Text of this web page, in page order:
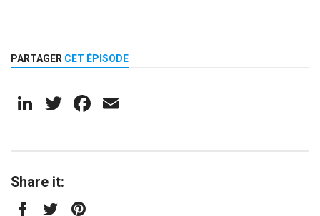
PARTAGER CET ÉPISODE
LinkedIn
TwitterFacebook
Share it: